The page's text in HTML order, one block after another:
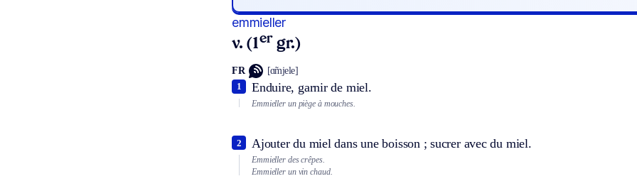
emmieller
v. (1er gr.)
FR [ɑ̃mjele]
Enduire, garnir de miel.
1
Emmieller un piège à mouches.
Ajouter du miel dans une boisson ; sucrer avec du miel.
2
Emmieller des crêpes.
Emmieller un vin chaud.